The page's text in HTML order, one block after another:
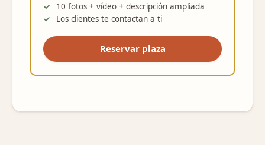
10 fotos + vídeo + descripción ampliada
Los clientes te contactan a ti
Reservar plaza